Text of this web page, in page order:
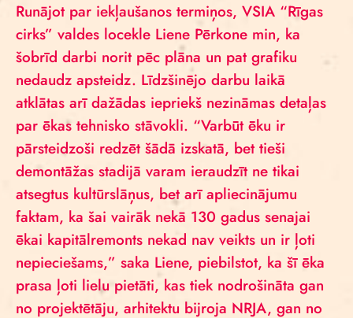
Runājot par iekļaušanos termiņos, VSIA “Rīgas
cirks” valdes locekle Liene Pērkone min, ka
šobrīd darbi norit pēc plāna un pat grafiku
nedaudz apsteidz. Līdzšinējo darbu laikā
atklātas arī dažādas iepriekš nezināmas detaļas
par ēkas tehnisko stāvokli. “Varbūt ēku ir
pārsteidzoši redzēt šādā izskatā, bet tieši
demontāžas stadijā varam ieraudzīt ne tikai
atsegtus kultūrslāņus, bet arī apliecinājumu
faktam, ka šai vairāk nekā 130 gadus senajai
ēkai kapitālremonts nekad nav veikts un ir ļoti
nepieciešams,” saka Liene, piebilstot, ka šī ēka
prasa ļoti lielu pietāti, kas tiek nodrošināta gan
no projektētāju, arhitektu bijroja NRJA, gan no